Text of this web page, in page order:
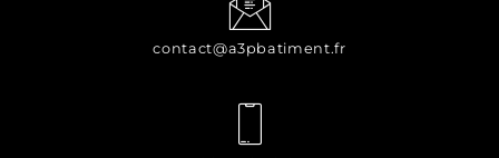
contact@a3pbatiment.fr